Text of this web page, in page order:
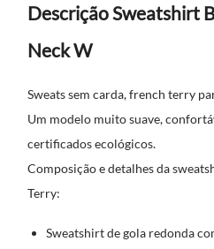
Descrição Sweatshirt
Neck W
Sweats sem carda, french terry
Um modelo muito suave,
certificados ecológicos.
Composição e detalhes da
Terry:
Sweatshirt de gola redonda